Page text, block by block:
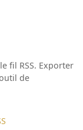
fil RSS. Exporter
de